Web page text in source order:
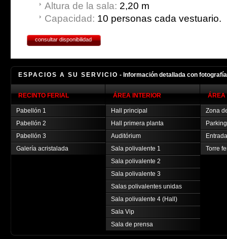
Altura de la sala: 2,20 m
Capacidad: 10 personas cada vestuario.
consultar disponibilidad
ESPACIOS A SU SERVICIO - Información detallada con
RECINTO FERIAL
Pabellón 1
Pabellón 2
Pabellón 3
Galería acristalada
ÁREA INTERIOR
Hall principal
Hall primera planta
Auditórium
Sala polivalente 1
Sala polivalente 2
Sala polivalente 3
Salas polivalentes unidas
Sala polivalente 4 (Hall)
Sala Vip
Sala de prensa
ÁREA
Zona
Parking
Torre